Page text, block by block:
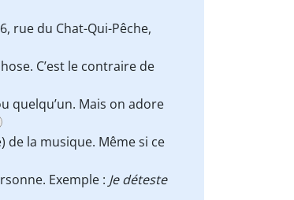
rue du Chat-Qui-Pêche,
C’est le contraire de
quelqu’un. Mais on adore
de la musique. Même si ce
Exemple : Je déteste